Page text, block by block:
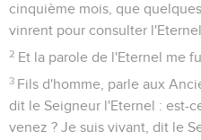
cinquième mois, que
vinrent pour consulter
2 Et la parole de l'Eternel me
3 Fils d'homme, parle aux
dit le Seigneur l'Eternel : est-
venez ? Je suis vivant, dit le